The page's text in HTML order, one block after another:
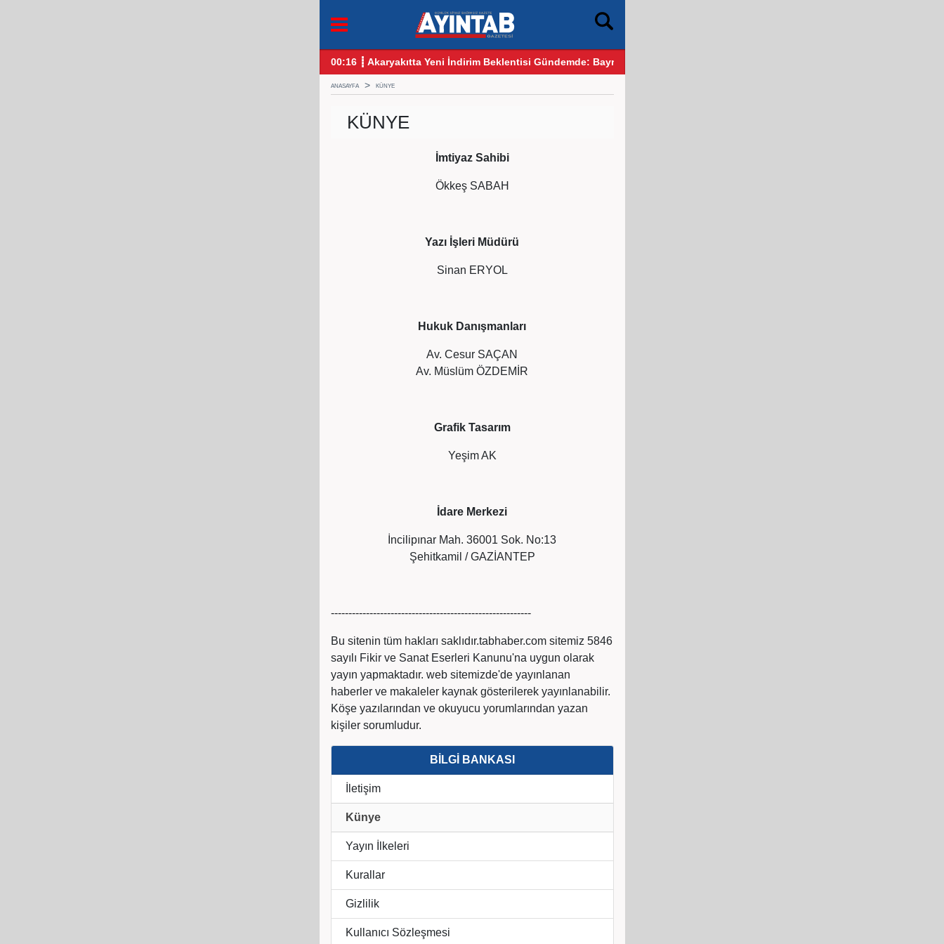
00:16 ┋ Akaryakıtta Yeni İndirim Beklentisi Gündemde: Bayram Öncesi Gözler Benzin ve Motorinde
12:25 ┋ CHP Gaziantep Karıştı: Ankara’dan Gelen Kulis Bilgileri
ANASAYFA KÜNYE
KÜNYE
İmtiyaz Sahibi
Ökkeş SABAH
Yazı İşleri Müdürü
Sinan ERYOL
Hukuk Danışmanları
Av. Cesur SAÇAN
Av. Müslüm ÖZDEMİR
Grafik Tasarım
Yeşim AK
İdare Merkezi
İncilipınar Mah. 36001 Sok. No:13
Şehitkamil / GAZİANTEP
---------------------------------------------------------
Bu sitenin tüm hakları saklıdır.tabhaber.com sitemiz 5846
sayılı Fikir ve Sanat Eserleri Kanunu'na uygun olarak
yayın yapmaktadır. web sitemizde'de yayınlanan
haberler ve makaleler kaynak gösterilerek yayınlanabilir.
Köşe yazılarından ve okuyucu yorumlarından yazan
kişiler sorumludur.
BİLGİ BANKASI
İletişim
Künye
Yayın İlkeleri
Kurallar
Gizlilik
Kullanıcı Sözleşmesi